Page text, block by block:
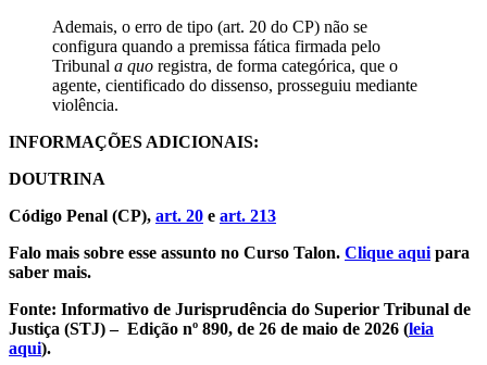
Ademais, o erro de tipo (art. 20 do CP) não se
configura quando a premissa fática firmada pelo
Tribunal a quo registra, de forma categórica, que o
agente, cientificado do dissenso, prosseguiu mediante
violência.
INFORMAÇÕES ADICIONAIS:
DOUTRINA
Código Penal (CP), art. 20 e art. 213
Falo mais sobre esse assunto no Curso Talon. Clique aqui para
saber mais.
Fonte: Informativo de Jurisprudência do Superior Tribunal de
Justiça (STJ) – Edição nº 890, de 26 de maio de 2026 (leia
aqui).